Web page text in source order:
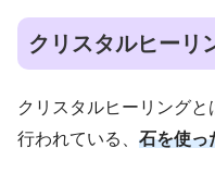
クリスタルヒーリ
クリスタルヒーリング
行われている、 石を使っ